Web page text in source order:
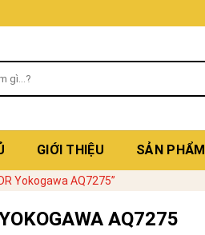
GIỚI THIỆU SẢN PHẨM
Yokogawa AQ7275”
AQ7275